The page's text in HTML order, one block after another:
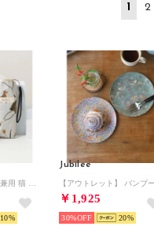
1 2
10
Jubilee
￥1,925
30% 20